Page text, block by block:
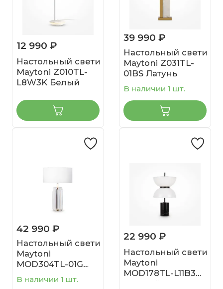
12 990 ₽
Настольный светильник
Maytoni Z010TL-
L8W3K Белый
39 990 ₽
Настольный
Maytoni Z031TL-
01BS Латунь
В наличии 1 шт.
42 990 ₽
Настольный светильник
Maytoni
MOD304TL-01G
Золото
В наличии 1 шт.
22 990 ₽
Настольный
Maytoni
MOD178TL-L11B3K
Черный